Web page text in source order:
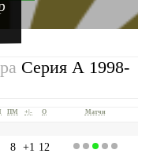
Серия А 1998-
ПМ +|- О Матчи
8 +1 12